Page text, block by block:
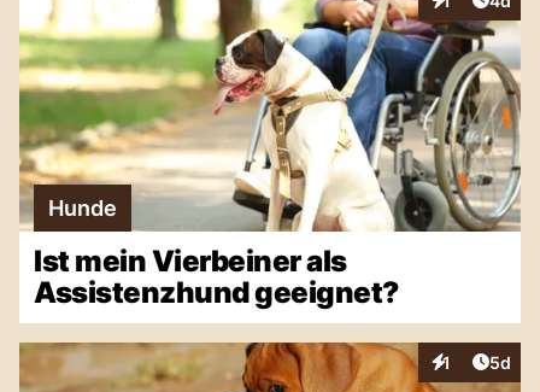
Interaktionen
Hunde
Ist mein Vierbeiner als
Assistenzhund geeignet?
1
Interaktionen
5d